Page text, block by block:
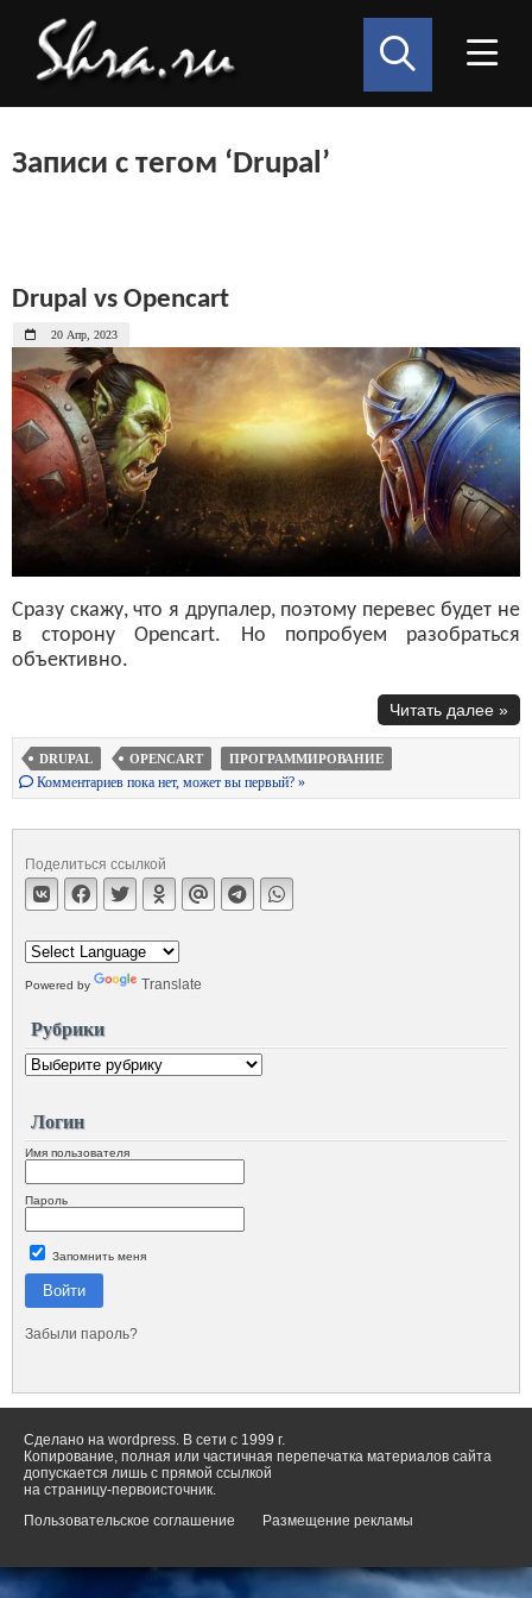
Записи с тегом ‘Drupal’
Drupal vs Opencart
20 Апр, 2023
Сразу скажу, что я друпалер, поэтому перевес будет не
в сторону Opencart. Но попробуем разобраться
объективно.
Читать далее »
DRUPAL OPENCART ПРОГРАММИРОВАНИЕ
Комментариев пока нет, может вы первый? »
Поделиться ссылкой
Powered by Translate
Рубрики
Логин
Имя пользователя
Пароль
Запомнить меня
Войти
Забыли пароль?
Сделано на wordpress. В сети с 1999 г.
Копирование, полная или частичная перепечатка материалов сайта
допускается лишь с прямой ссылкой
на страницу-первоисточник.
Пользовательское соглашение
Размещение рекламы